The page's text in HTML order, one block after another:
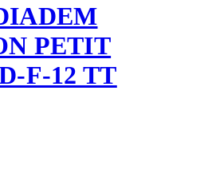
PETIT
F-12 TT